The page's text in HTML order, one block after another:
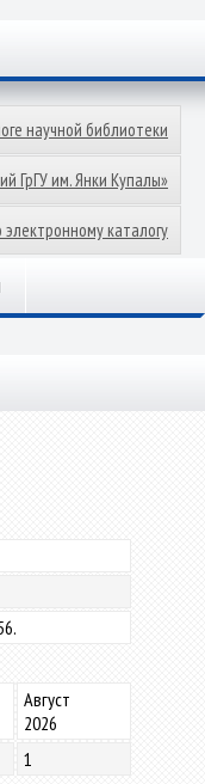
научной библиотеки
ГрГУ им. Янки Купалы»
каталогу
Август
2026
1